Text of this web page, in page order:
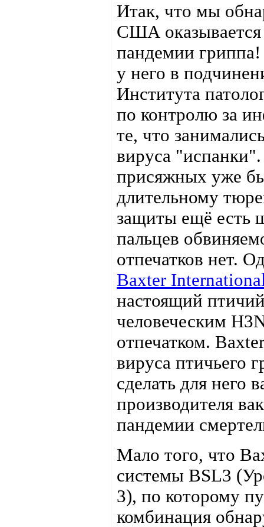
Итак, что мы
США оказывается
пандемии
у него в
Института
по контролю за
те, что
вируса
присяжных уже
длительному
защиты ещё есть
пальцев
отпечатков нет.
Baxter
настоящий
человеческим
отпечатком.
вируса птичьего
сделать для него
производителя
пандемии
Мало того, что
системы BSL3
3), по которому
комбинация